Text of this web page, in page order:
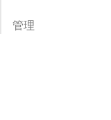
管理